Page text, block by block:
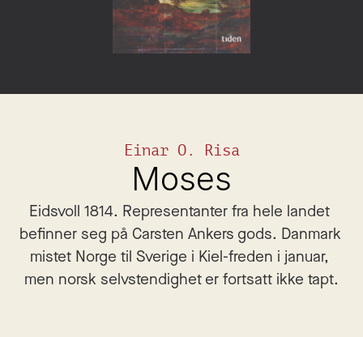
Einar O. Risa
Moses
Eidsvoll 1814. Representanter fra hele landet
befinner seg på Carsten Ankers gods. Danmark
mistet Norge til Sverige i Kiel-freden i januar,
men norsk selvstendighet er fortsatt ikke tapt.